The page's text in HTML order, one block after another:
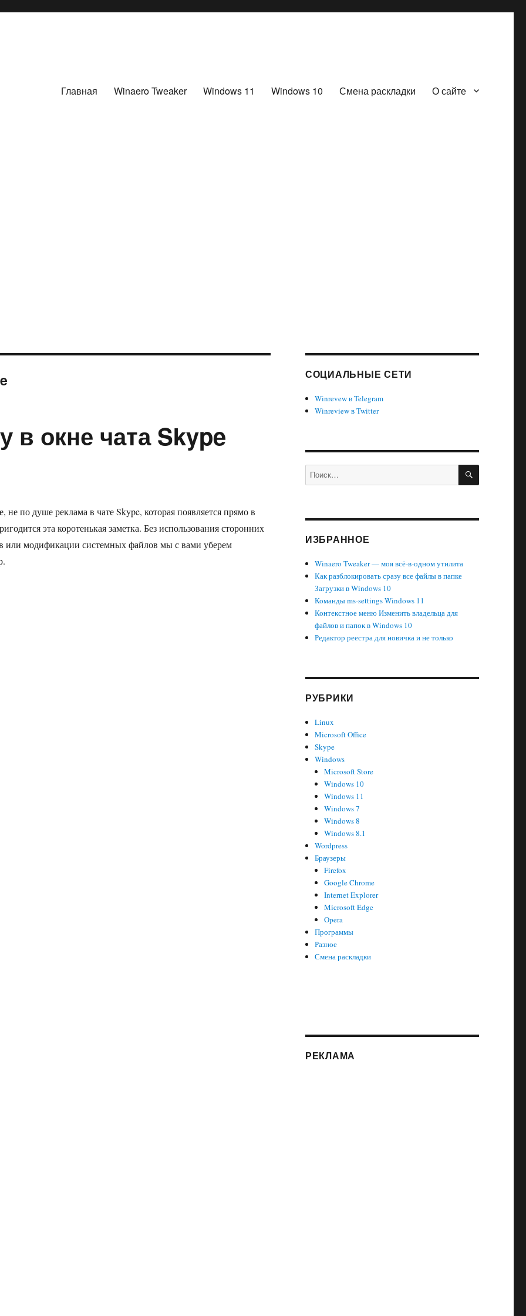
Главная Winaero Tweaker Windows 11 Windows 10 Смена раскладки О сайте
в окне чата Skype
не по душе реклама в чате Skype, которая появляется прямо в
эта коротенькая заметка. Без использования сторонних
или модификации системных файлов мы с вами уберем
рекламу в окне чата Skype 6.13»
СОЦИАЛЬНЫЕ СЕТИ
Winrevew в Telegram
Winreview в Twitter
Искать: ПОИСК
ИЗБРАННОЕ
Winaero Tweaker — моя всё-в-одном утилита
Как разблокировать сразу все файлы в папке
Загрузки в Windows 10
Команды ms-settings Windows 11
Контекстное меню Изменить владельца для
файлов и папок в Windows 10
Редактор реестра для новичка и не только
РУБРИКИ
Linux
Microsoft Office
Skype
Windows
Microsoft Store
Windows 10
Windows 11
Windows 7
Windows 8
Windows 8.1
Wordpress
Браузеры
Firefox
Google Chrome
Internet Explorer
Microsoft Edge
Opera
Программы
Разное
Смена раскладки
РЕКЛАМА